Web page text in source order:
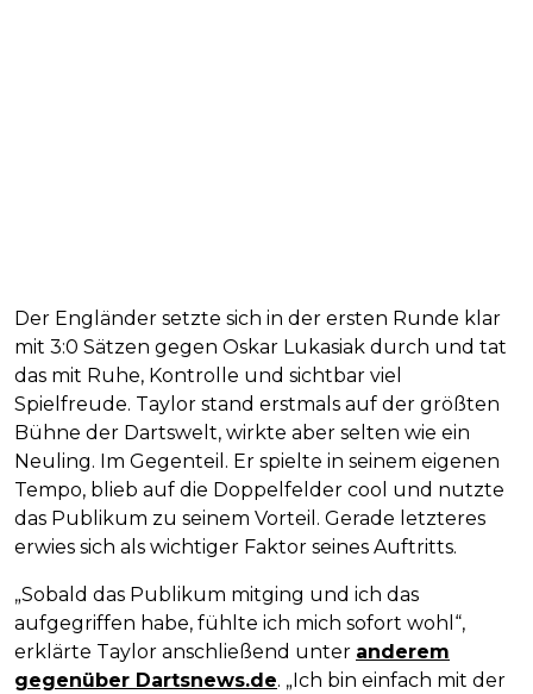
Der Engländer setzte sich in der ersten Runde klar
mit 3:0 Sätzen gegen Oskar Lukasiak durch und tat
das mit Ruhe, Kontrolle und sichtbar viel
Spielfreude. Taylor stand erstmals auf der größten
Bühne der Dartswelt, wirkte aber selten wie ein
Neuling. Im Gegenteil. Er spielte in seinem eigenen
Tempo, blieb auf die Doppelfelder cool und nutzte
das Publikum zu seinem Vorteil. Gerade letzteres
erwies sich als wichtiger Faktor seines Auftritts.
„Sobald das Publikum mitging und ich das
aufgegriffen habe, fühlte ich mich sofort wohl“,
erklärte Taylor anschließend unter anderem
gegenüber Dartsnews.de. „Ich bin einfach mit der